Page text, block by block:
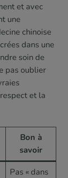
et avec
une
chinoise
dans une
soin de
pas oublier
et la
Bon à
savoir
Pas « dans